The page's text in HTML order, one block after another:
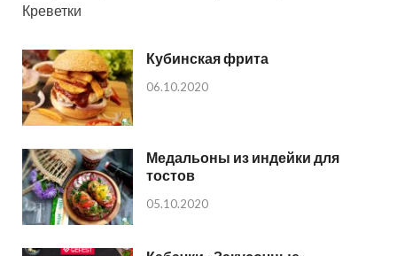
Креветки
Кубинская фрита
06.10.2020
Медальоны из индейки для
тостов
05.10.2020